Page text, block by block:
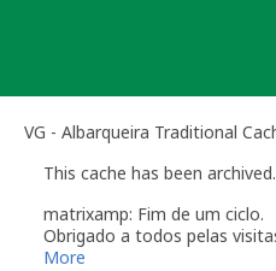
VG - Albarqueira Traditional
This cache has been archived.
matrixamp: Fim de um ciclo.
Obrigado a todos pelas
Um obrigado especial aos
More